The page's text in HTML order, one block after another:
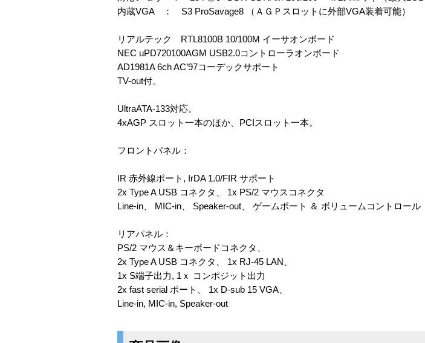
内蔵VGA ： S3 ProSavage8 （ＡＧＰスロットに外部VGA装着可能）
リアルテック RTL8100B 10/100M イーサオンボード
NEC uPD720100AGM USB2.0コントローラオンボード
AD1981A 6ch AC’97コーデックサポート
TV-out付。
UltraATA-133対応。
4xAGP スロット一本のほか、PCIスロット一本。
フロントパネル：
IR 赤外線ポート, IrDA 1.0/FIR サポート
2x Type A USB コネクタ、 1x PS/2 マウスコネクタ
Line-in、 MIC-in、 Speaker-out、 ゲームポート ＆ ボリュームコントロール
リアパネル：
PS/2 マウス＆キーボードコネクタ、
2x Type A USB コネクタ、 1x RJ-45 LAN、
1x S端子出力, 1ｘ コンポジット出力
2x fast serial ポート、 1x D-sub 15 VGA、
Line-in, MIC-in, Speaker-out